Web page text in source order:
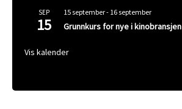
SEP
15
15 september- 16 september
Grunnkurs for nye i kinobransjen
Vis kalender